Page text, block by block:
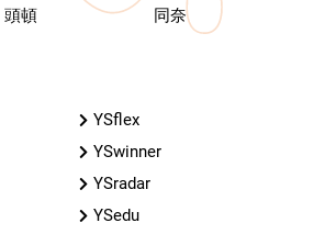
頭頓 同奈
YSflex
YSwinner
YSradar
YSedu